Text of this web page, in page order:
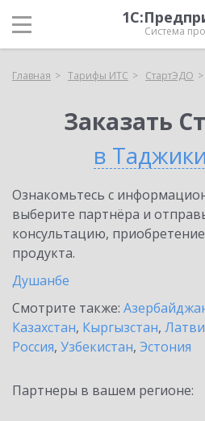
Система
Главная Тарифы ИТС СтартЭДО
Заказать
в
Ознакомьтесь с
выберите партнёра и
консультацию,
продукта.
Душанбе
Смотрите также:
Казахстан, Кыргызстан,
Россия, Узбекистан, Эстония
Партнеры в вашем регионе: